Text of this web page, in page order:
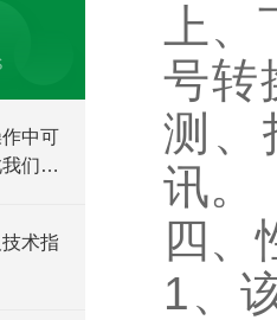
中可
们做
术指
上
号转
测、
讯。
四、
1、